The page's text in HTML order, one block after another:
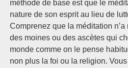
méthode de base est que le
nature de son esprit au lieu de
Comprenez que la méditation
des moines ou des ascètes qui
monde comme on le pense
non plus la foi ou la religion.